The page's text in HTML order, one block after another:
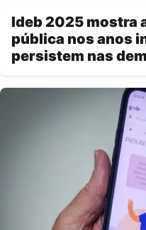
Ideb 2025 mostra
pública nos anos
persistem nas